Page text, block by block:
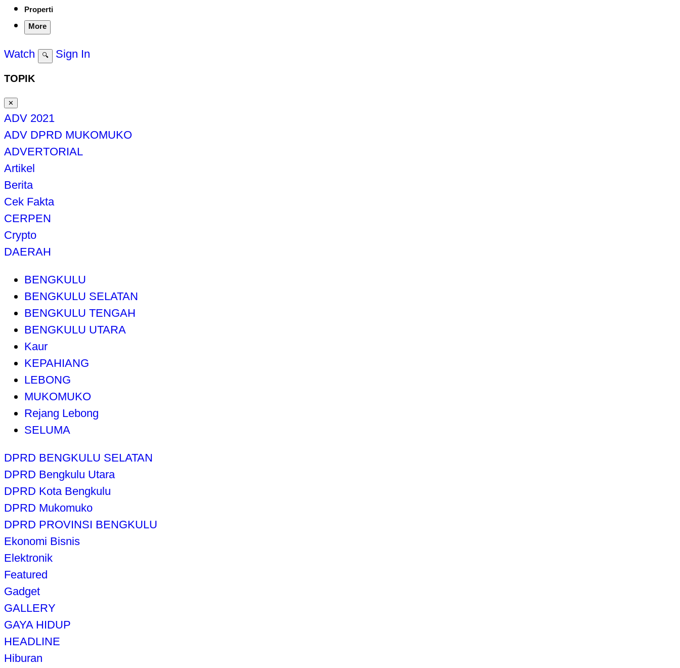
Properti
More
Watch 🔍 Sign In
TOPIK
✕
ADV 2021
ADV DPRD MUKOMUKO
ADVERTORIAL
Artikel
Berita
Cek Fakta
CERPEN
Crypto
DAERAH
BENGKULU
BENGKULU SELATAN
BENGKULU TENGAH
BENGKULU UTARA
Kaur
KEPAHIANG
LEBONG
MUKOMUKO
Rejang Lebong
SELUMA
DPRD BENGKULU SELATAN
DPRD Bengkulu Utara
DPRD Kota Bengkulu
DPRD Mukomuko
DPRD PROVINSI BENGKULU
Ekonomi Bisnis
Elektronik
Featured
Gadget
GALLERY
GAYA HIDUP
HEADLINE
Hiburan